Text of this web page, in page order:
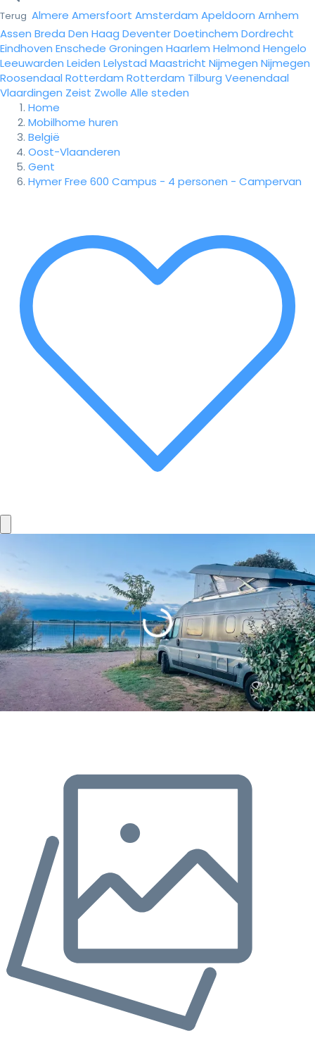
Terug Almere Amersfoort Amsterdam Apeldoorn Arnhem
Assen Breda Den Haag DeventerDoetinchem Dordrecht
Eindhoven Enschede Groningen Haarlem Helmond Hengelo
Leeuwarden Leiden Lelystad Maastricht Nijmegen Nijmegen
Roosendaal Rotterdam Rotterdam Tilburg Veenendaal
Vlaardingen Zeist Zwolle Alle steden
Home
Mobilhome huren
België
Oost-Vlaanderen
Gent
Hymer Free 600 Campus - 4 personen - Campervan